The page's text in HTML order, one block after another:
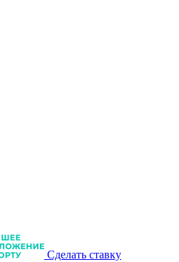
Сделать ставку